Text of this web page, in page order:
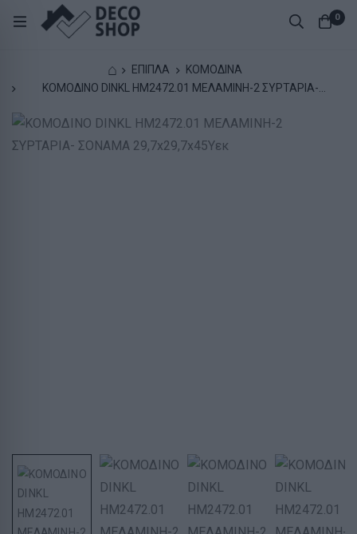
0
⌂ ΕΠΙΠΛΑ
ΚΟΜΟΔΙΝΑ
ΚΟΜΟΔΙΝΟ DINKL HM2472.01 ΜΕΛΑΜΙΝΗ-2 ΣΥΡΤΑΡΙΑ-